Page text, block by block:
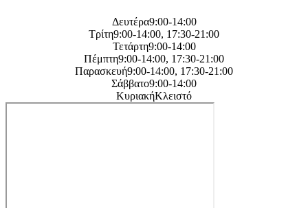
Δευτέρα9:00-14:00
Τρίτη9:00-14:00, 17:30-21:00
Τετάρτη9:00-14:00
Πέμπτη9:00-14:00, 17:30-21:00
Παρασκευή9:00-14:00, 17:30-21:00
Σάββατο9:00-14:00
ΚυριακήΚλειστό